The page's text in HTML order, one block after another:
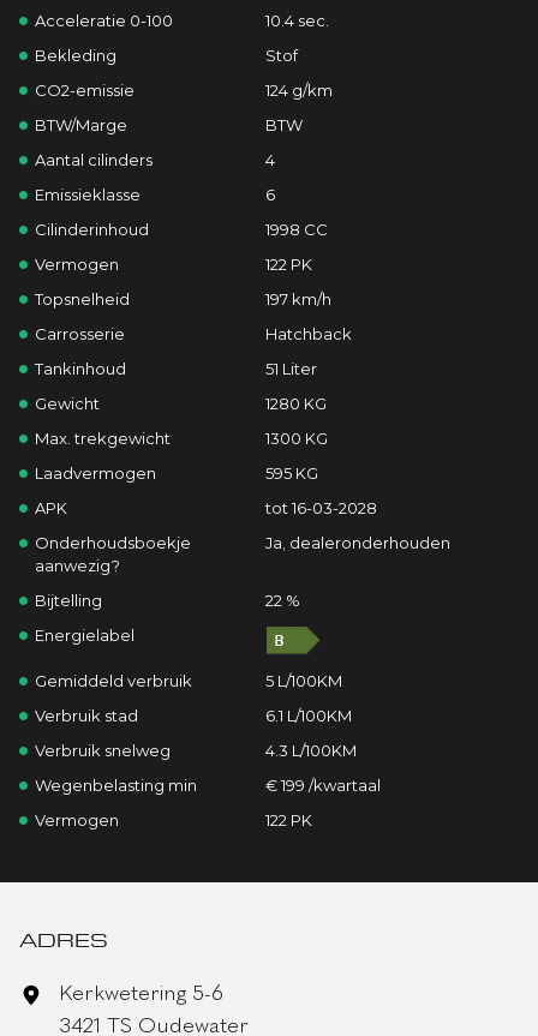
Acceleratie 0-100
10.4 sec.
Bekleding
Stof
CO2-emissie
124 g/km
BTW/Marge
BTW
Aantal cilinders
4
Emissieklasse
6
Cilinderinhoud
1998 CC
Vermogen
122 PK
Topsnelheid
197 km/h
Carrosserie
Hatchback
Tankinhoud
51 Liter
Gewicht
1280 KG
Max. trekgewicht
1300 KG
Laadvermogen
595 KG
APK
tot 16-03-2028
Onderhoudsboekje
aanwezig?
Ja, dealeronderhouden
Bijtelling
22 %
Energielabel
Gemiddeld verbruik
5 L/100KM
Verbruik stad
6.1 L/100KM
Verbruik snelweg
4.3 L/100KM
Wegenbelasting min
€ 199 /kwartaal
Vermogen
122 PK
ADRES
Kerkwetering 5-6
3421 TS Oudewater